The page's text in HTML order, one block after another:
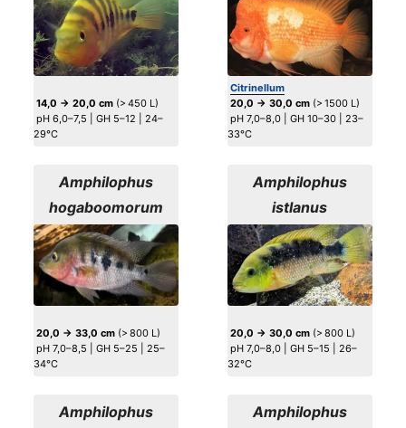
14,0 → 20,0 cm (> 450 L)
pH 6,0–7,5 | GH 5–12 | 24–
29°C
Citrinellum
20,0 → 30,0 cm(> 1500 L)
pH 7,0–8,0 | GH 10–30 | 23–
33°C
Amphilophus
hogaboomorum
20,0 → 33,0 cm (> 800 L)
pH 7,0–8,5 | GH 5–25 | 25–
34°C
Amphilophus
istlanus
20,0 → 30,0 cm(> 800 L)
pH 7,0–8,0 | GH 5–15 | 26–
32°C
Amphilophus
Amphilophus